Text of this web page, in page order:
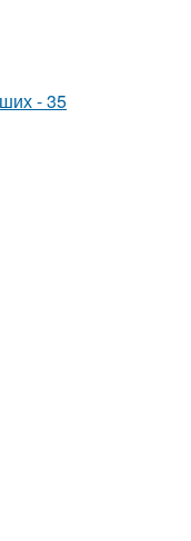
- 35